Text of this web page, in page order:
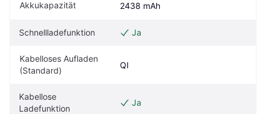
Akkukapazität 2438 mAh
Schnellladefunktion Ja
Kabelloses Aufladen
(Standard)
QI
Kabellose
Ladefunktion
Ja